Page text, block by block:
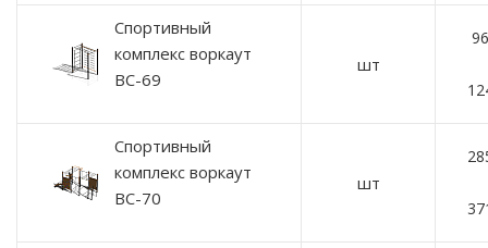
Спортивный
комплекс воркаут
ВС-69
шт
Спортивный
комплекс воркаут
ВС-70
шт